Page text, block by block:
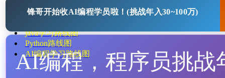
Java开源项目
java学习路线图
Python路线图
AI编程学习路线图
锋哥开始收AI编程学员啦！(挑战年入30~100万)
AI编程，程序员挑战